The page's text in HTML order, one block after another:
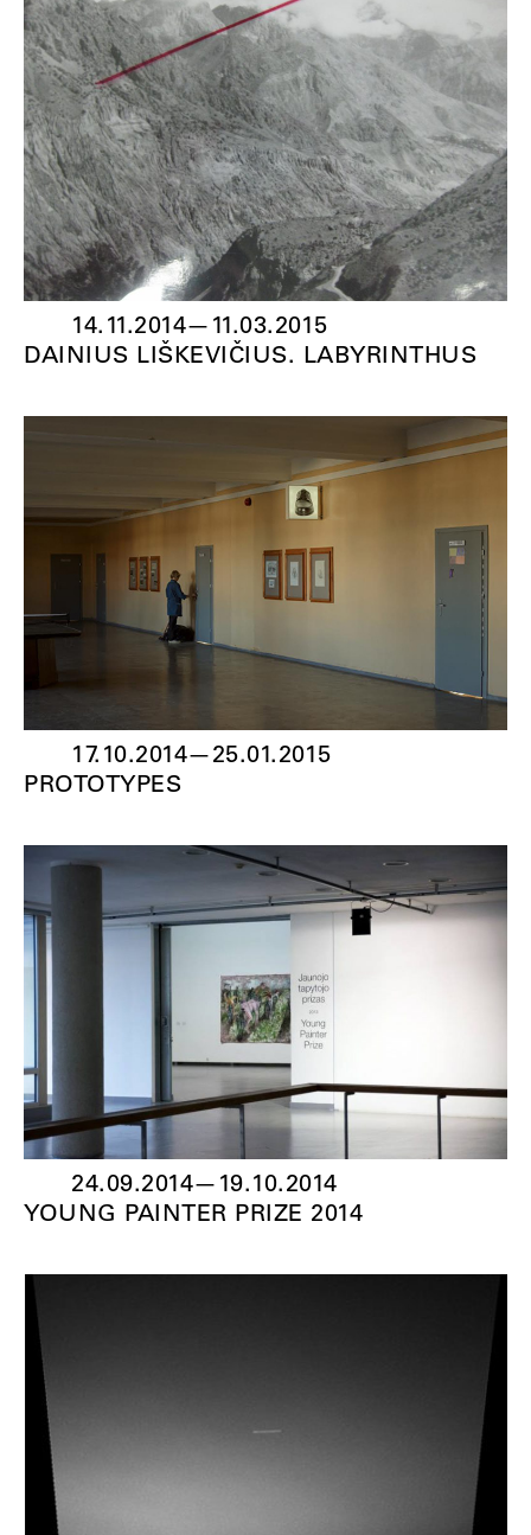
14.11.2014— 11.03.2015
DAINIUS LIŠKEVIČIUS. LABYRINTHUS
17.10.2014—25.01.2015
PROTOTYPES
24.09.2014— 19.10.2014
YOUNG PAINTER PRIZE 2014